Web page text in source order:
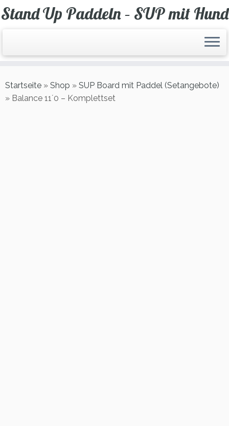
Zum
Inhalt
Stand Up Paddeln – SUP mit Hund
Startseite » Shop » SUP Board mit Paddel (Setangebote)
» Balance 11´0 – Komplettset